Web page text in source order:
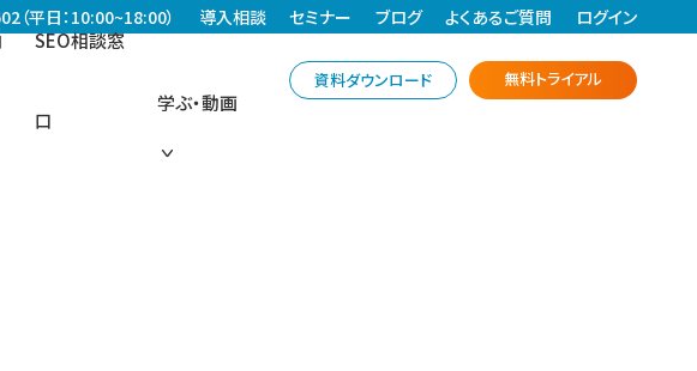
（平日：10:00~18:00） 導入相談 セミナー ブログ よくあるご質問 ログイン
SEO相談窓
口
学ぶ・動画
資料ダウンロード 無料トライアル